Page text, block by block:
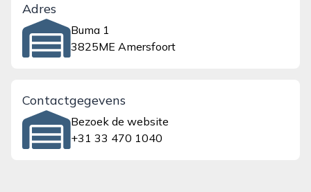
Adres
Buma 1
3825ME Amersfoort
Contactgegevens
Bezoek de website
+31 33 470 1040